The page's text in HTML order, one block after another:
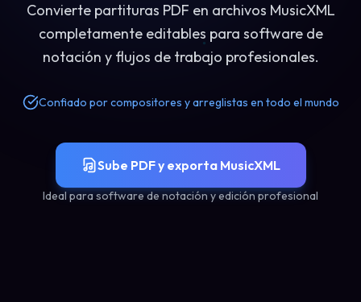
Convierte partituras PDF en archivos MusicXML
completamente editables para software de
notación y flujos de trabajo profesionales.
Confiado por compositores y arreglistas en todo el mundo
Sube PDF y exporta MusicXML
Ideal para software de notación y edición profesional